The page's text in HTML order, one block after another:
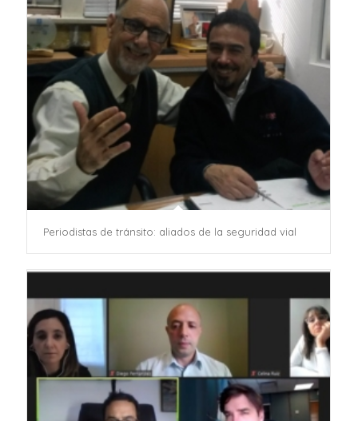
Periodistas de tránsito: aliados de la seguridad vial